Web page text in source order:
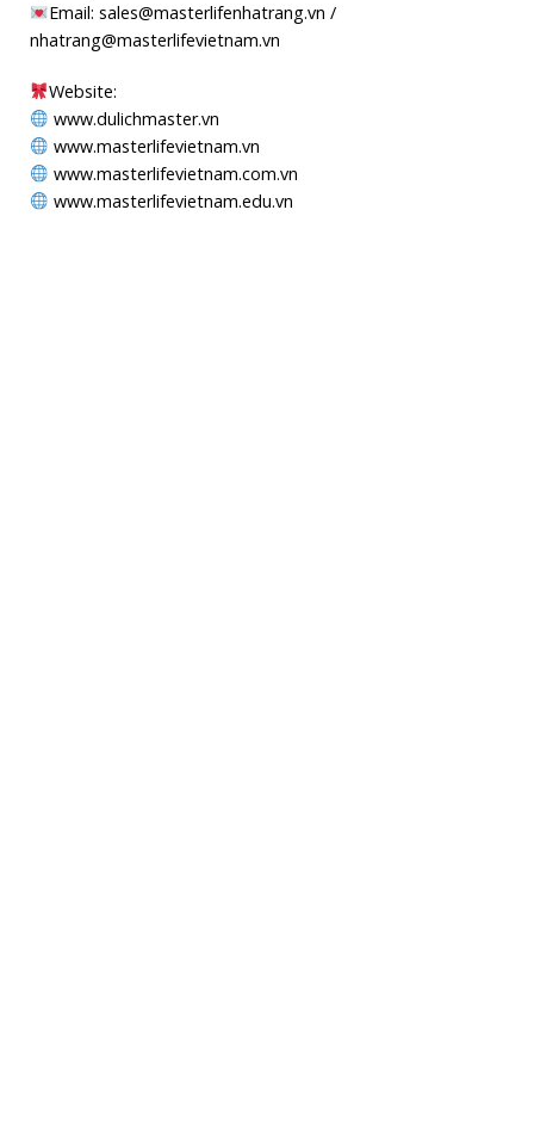
Email: sales@masterlifenhatrang.vn /
nhatrang@masterlifevietnam.vn
Website:
www.dulichmaster.vn
www.masterlifevietnam.vn
www.masterlifevietnam.com.vn
www.masterlifevietnam.edu.vn